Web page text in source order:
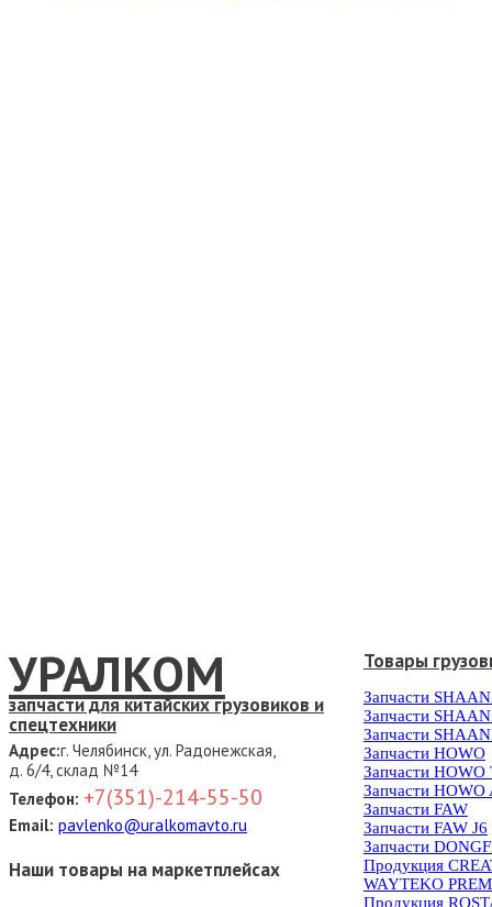
УРАЛКОМ
запчасти для китайских грузовиков и
спецтехники
Адрес:г. Челябинск, ул. Радонежская,
д. 6/4, склад №14
Телефон: +7(351)-214-55-50
Email: pavlenko@uralkomavto.ru
Наши товары на маркетплейсах
Товары
Запчасти
Запчасти
Запчасти
Запчасти HOWO
Запчасти HOWO
Запчасти HOWO
Запчасти FAW
Запчасти FAW J6
Запчасти
Продукция
WAYTEKO
Продукция